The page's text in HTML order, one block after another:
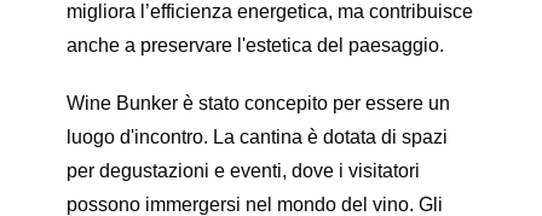
migliora l’efficienza energetica, ma contribuisce
anche a preservare l'estetica del paesaggio.
Wine Bunker è stato concepito per essere un
luogo d'incontro. La cantina è dotata di spazi
per degustazioni e eventi, dove i visitatori
possono immergersi nel mondo del vino. Gli